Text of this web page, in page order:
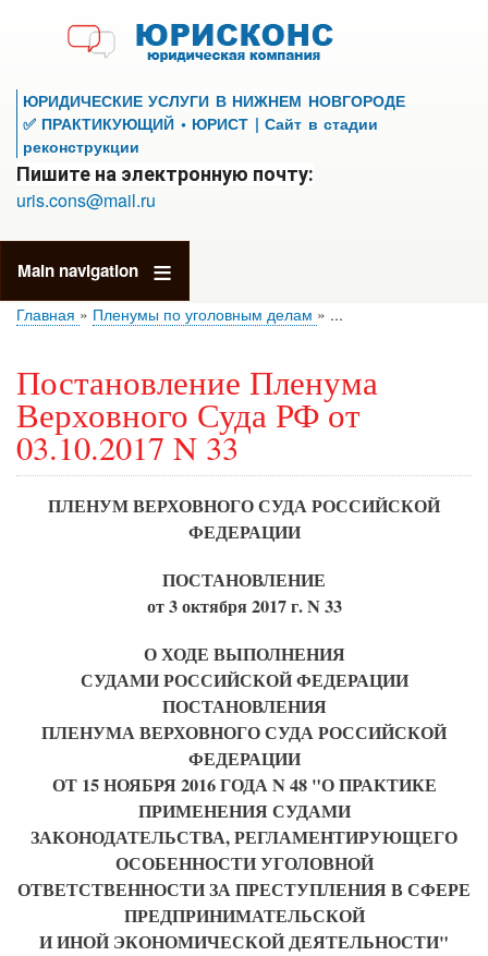
к
основному
содержанию
ЮРИДИЧЕСКИЕ УСЛУГИ В НИЖНЕМ НОВГОРОДЕ
✅ ПРАКТИКУЮЩИЙ • ЮРИСТ | Сайт в стадии
реконструкции
Пишите на электронную почту:
uris.cons@mail.ru
Main navigation
Главная Пленумы по уголовным делам ...
Постановление Пленума
Верховного Суда РФ от
03.10.2017 N 33
ПЛЕНУМ ВЕРХОВНОГО СУДА РОССИЙСКОЙ
ФЕДЕРАЦИИ
ПОСТАНОВЛЕНИЕ
от 3 октября 2017 г. N 33
О ХОДЕ ВЫПОЛНЕНИЯ
СУДАМИ РОССИЙСКОЙ ФЕДЕРАЦИИ
ПОСТАНОВЛЕНИЯ
ПЛЕНУМА ВЕРХОВНОГО СУДА РОССИЙСКОЙ
ФЕДЕРАЦИИ
ОТ 15 НОЯБРЯ 2016 ГОДА N 48 "О ПРАКТИКЕ
ПРИМЕНЕНИЯ СУДАМИ
ЗАКОНОДАТЕЛЬСТВА, РЕГЛАМЕНТИРУЮЩЕГО
ОСОБЕННОСТИ УГОЛОВНОЙ
ОТВЕТСТВЕННОСТИ ЗА ПРЕСТУПЛЕНИЯ В СФЕРЕ
ПРЕДПРИНИМАТЕЛЬСКОЙ
И ИНОЙ ЭКОНОМИЧЕСКОЙ ДЕЯТЕЛЬНОСТИ"